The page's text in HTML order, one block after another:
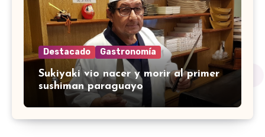
Destacado Gastronomía
Sukiyaki vio nacer y morir al primer
sushiman paraguayo